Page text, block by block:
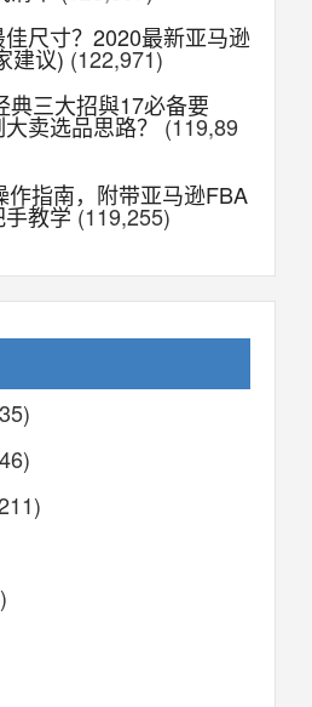
尺寸？2020最新亚马逊
建议) (122,971)
典三大招與17必备要
卖选品思路？ (119,89
作指南，附带亚马逊FBA
教学(119,255)